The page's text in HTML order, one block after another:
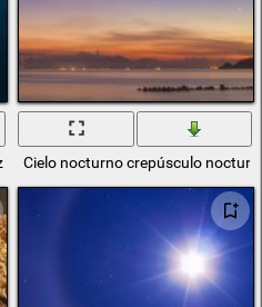
Cielo nocturno crepúsculo